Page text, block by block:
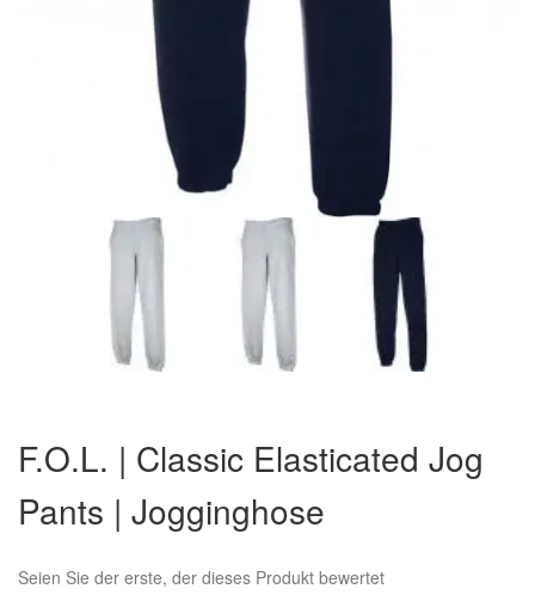
der
Bildergalerie
springen
F.O.L. | Classic Elasticated Jog
Pants | Jogginghose
Seien Sie der erste, der dieses Produkt bewertet